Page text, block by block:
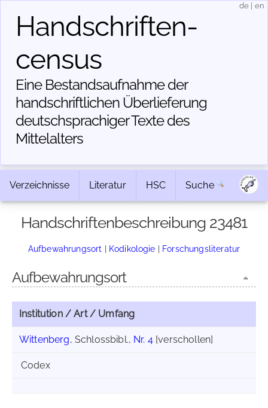
Handschriften­
census
Eine Bestandsaufnahme der
handschriftlichen Über­lieferung
deutschsprachiger Texte des
Mittelalters
de en
Verzeichnisse Literatur HSC Suche
Handschriftenbeschreibung 23481
Aufbewahrungsort | Kodikologie | Forschungsliteratur
Aufbewahrungsort
Institution / Art / Umfang
Wittenberg, Schlossbibl., Nr. 4[verschollen]
Codex